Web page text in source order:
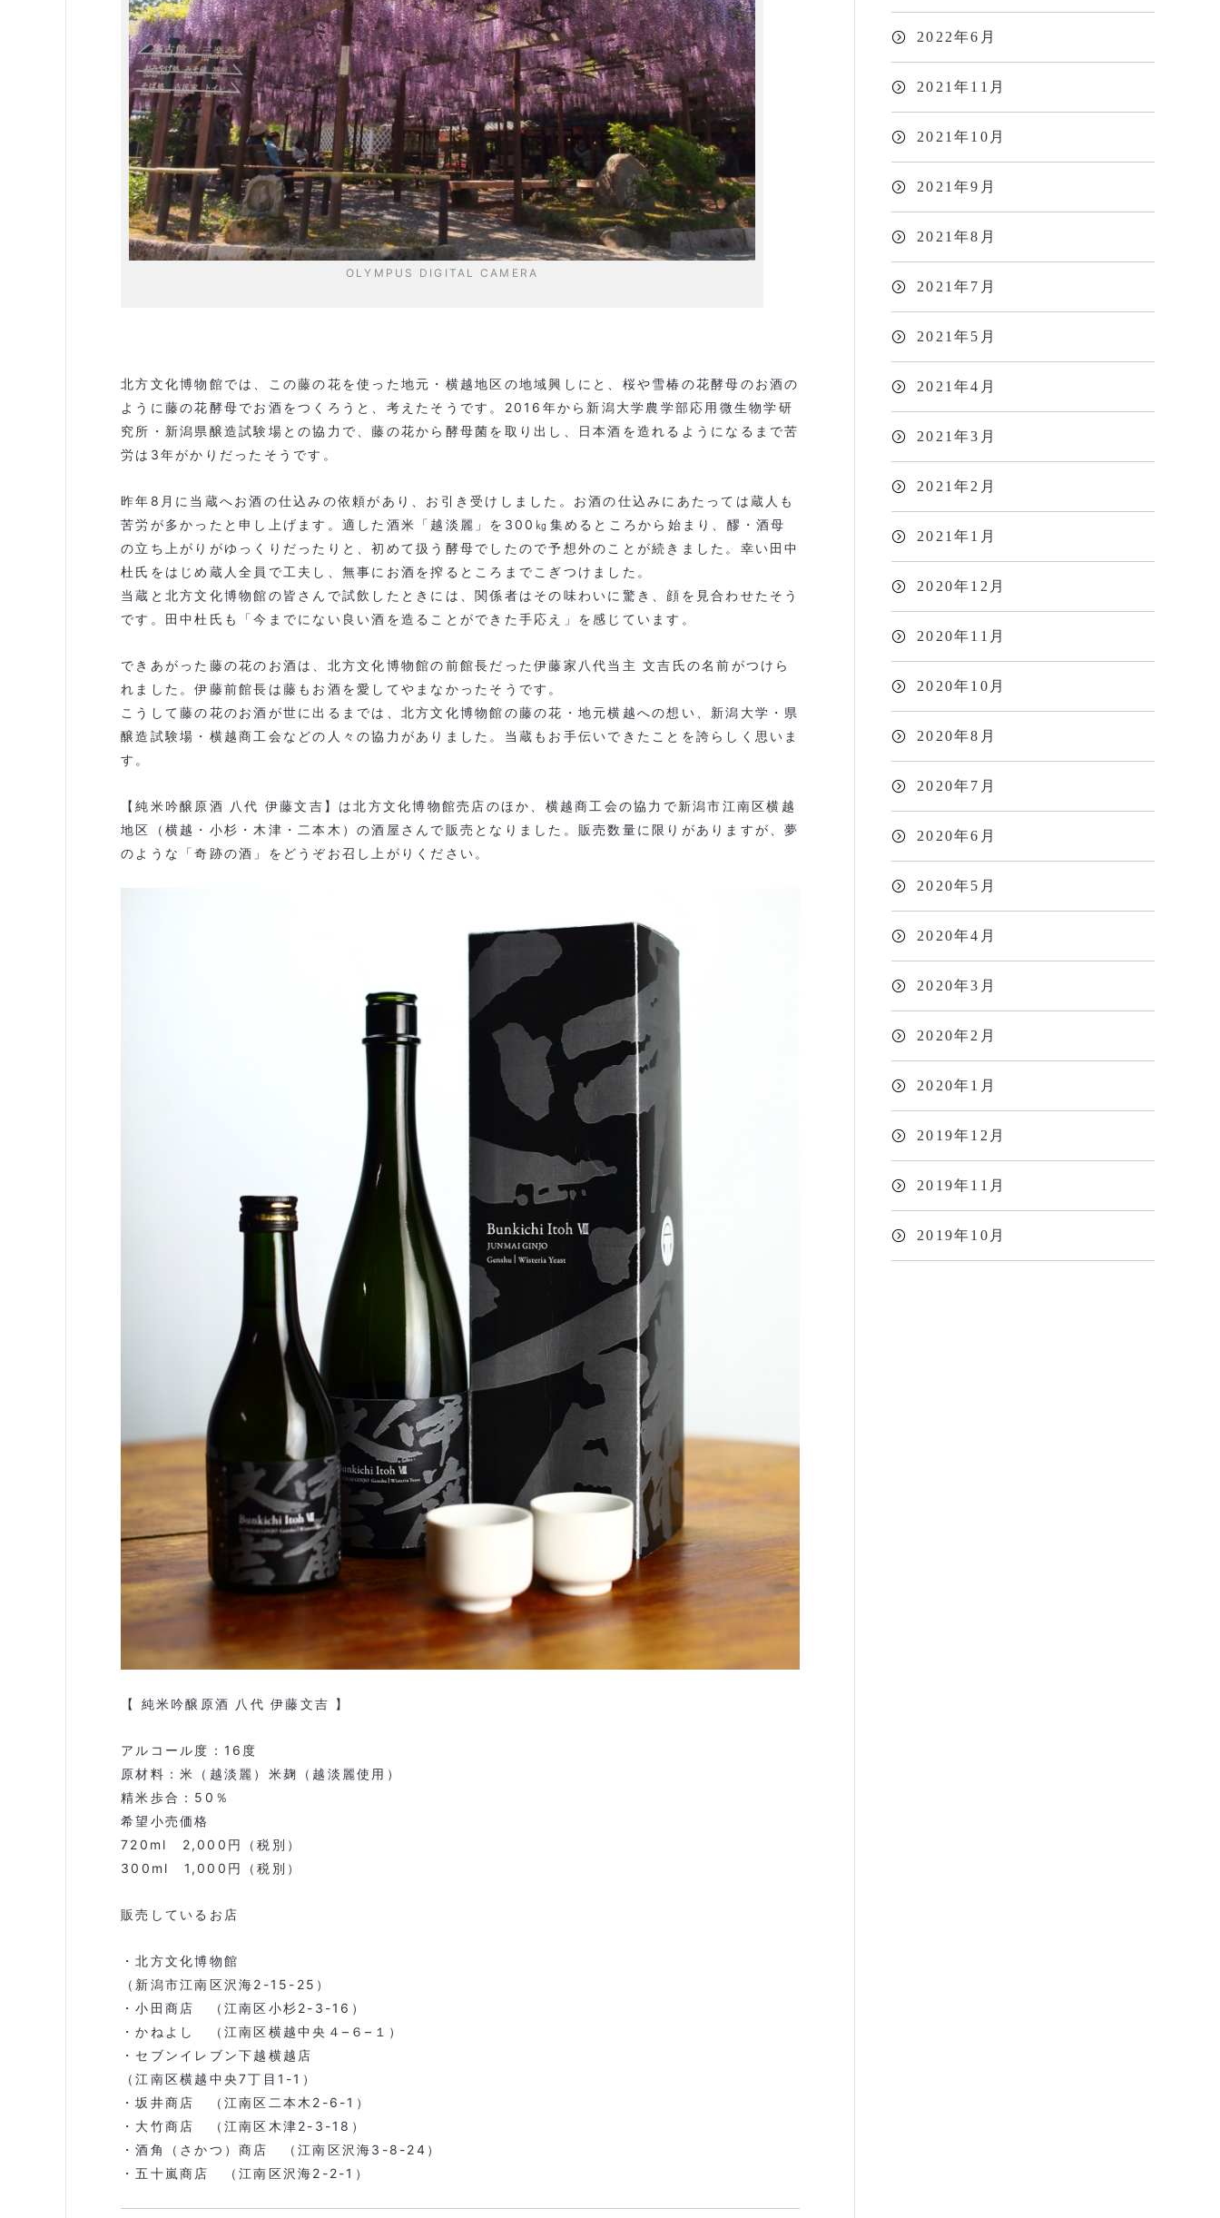
OLYMPUS DIGITAL CAMERA
北方文化博物館では、この藤の花を使った地元・横越地区の地域興しにと、桜や雪椿の花酵母のお酒の
ように藤の花酵母でお酒をつくろうと、考えたそうです。 2016 年から新潟大学農学部応用微生物学研
究所・新潟県醸造試験場との協力で、藤の花から酵母菌を取り出し、日本酒を造れるようになるまで苦
労は 3年がかりだったそうです。
昨年 8 月に当蔵へお酒の仕込みの依頼があり、お引き受けしました。お酒の仕込みにあたっては蔵人も
苦労が多かったと申し上げます。適した酒米「越淡麗」を 300 ㎏集めるところから始まり、醪・酒母
の立ち上がりがゆっくりだったりと、初めて扱う酵母でしたので予想外のことが続きました。幸い田中
杜氏をはじめ蔵人全員で工夫し、無事にお酒を搾るところまでこぎつけました。
当蔵と北方文化博物館の皆さんで試飲したときには、関係者はその味わいに驚き、顔を見合わせたそう
です。田中杜氏も「今までにない良い酒を造ることができた手応え」を感じています。
できあがった藤の花のお酒は、北方文化博物館の前館長だった伊藤家八代当主 文吉氏の名前がつけら
れました。伊藤前館長は藤もお酒を愛してやまなかったそうです。
こうして藤の花のお酒が世に出るまでは、北方文化博物館の藤の花・地元横越への想い、新潟大学・県
醸造試験場・横越商工会などの人々の協力がありました。当蔵もお手伝いできたことを誇らしく思いま
す。
【純米吟醸原酒 八代 伊藤文吉】は北方文化博物館売店のほか、横越商工会の協力で新潟市江南区横越
地区（横越・小杉・木津・二本木）の酒屋さんで販売となりました。販売数量に限りがありますが、夢
のような「奇跡の酒」をどうぞお召し上がりください。
【 純米吟醸原酒 八代 伊藤文吉 】
アルコール度： 16 度
原材料：米（越淡麗）米麹（越淡麗使用）
精米歩合： 50 ％
希望小売価格
720ml
2,000 円（税別）
300ml
1,000 円（税別）
販売しているお店
・北方文化博物館
（新潟市江南区沢海2-15-25）
・小田商店 （江南区小杉2-3-16）
・かねよし （江南区横越中央４ – ６– １）
・セブンイレブン下越横越店
（江南区横越中央7丁目 1-1 ）
・坂井商店 （江南区二本木 2-6-1 ）
・大竹商店 （江南区木津2-3-18 ）
・酒角（さかつ）商店 （江南区沢海3-8-24 ）
・五十嵐商店 （江南区沢海2-2-1 ）
2022年6月
2021年11月
2021年10月
2021年9月
2021年8月
2021年7月
2021年5月
2021年4月
2021年3月
2021年2月
2021年1月
2020年12月
2020年11月
2020年10月
2020年8月
2020年7月
2020年6月
2020年5月
2020年4月
2020年3月
2020年2月
2020年1月
2019年12月
2019年11月
2019年10月